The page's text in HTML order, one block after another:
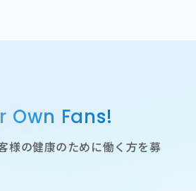
Own Fans!
様の健康のために働く方を募